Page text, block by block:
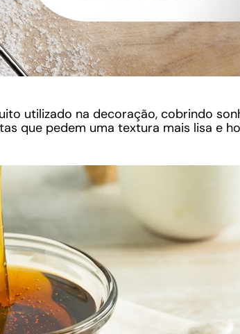
utilizado na decoração, cobrindo
que pedem uma textura mais lisa e